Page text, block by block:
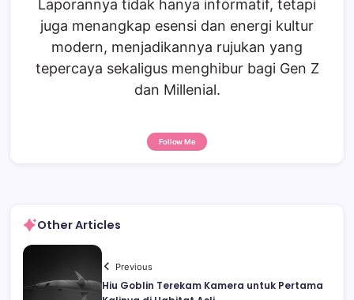
Laporannya tidak hanya informatif, tetapi
juga menangkap esensi dan energi kultur
modern, menjadikannya rujukan yang
tepercaya sekaligus menghibur bagi Gen Z
dan Millenial.
Follow Me
Other Articles
Previous
Hiu Goblin Terekam Kamera untuk Pertama